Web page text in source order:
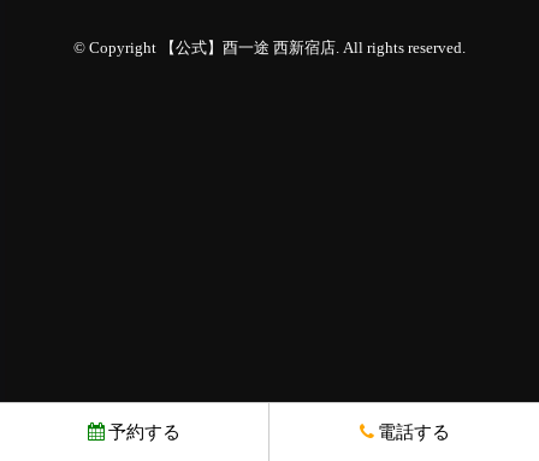
© Copyright 【公式】酉一途 西新宿店. All rights reserved.
予約する 電話する